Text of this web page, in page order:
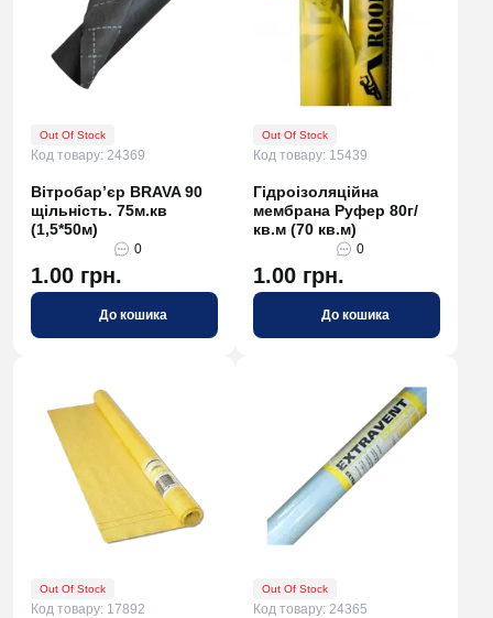
Out Of Stock
Код товару: 24369
Вітробар’єр BRAVA 90
щільність. 75м.кв
(1,5*50м)
0
1.00 грн.
До кошика
Out Of Stock
Код товару: 15439
Гідроізоляційна
мембрана Руфер 80г/
кв.м (70 кв.м)
0
1.00 грн.
До кошика
Out Of Stock
Код товару: 17892
Out Of Stock
Код товару: 24365